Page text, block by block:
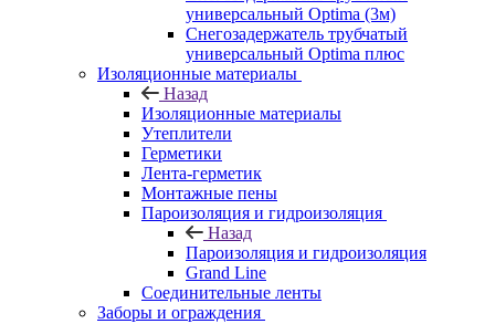
универсальный Optima (3м)
Снегозадержатель трубчатый
универсальный Optima плюс
Изоляционные материалы
Назад
Изоляционные материалы
Утеплители
Герметики
Лента-герметик
Монтажные пены
Пароизоляция и гидроизоляция
Назад
Пароизоляция и гидроизоляция
Grand Line
Соединительные ленты
Заборы и ограждения